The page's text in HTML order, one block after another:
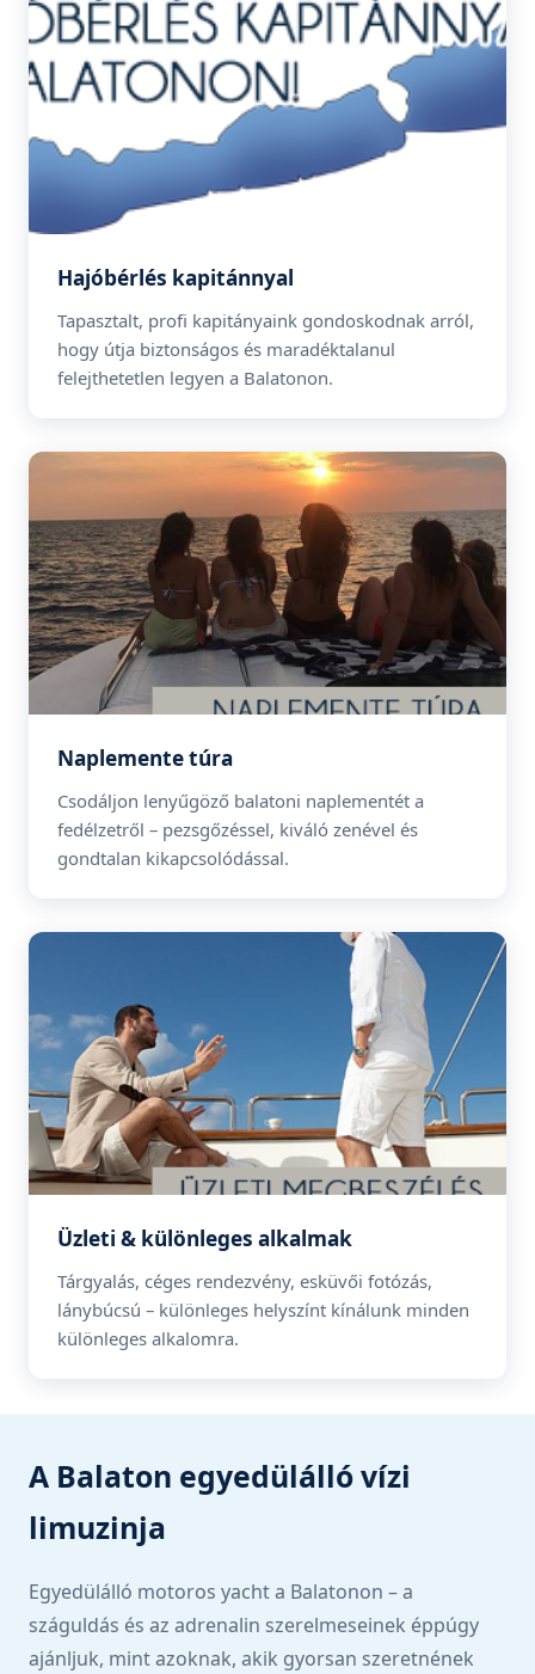
Hajóbérlés kapitánnyal
Tapasztalt, profi kapitányaink gondoskodnak arról,
hogy útja biztonságos és maradéktalanul
felejthetetlen legyen a Balatonon.
Naplemente túra
Csodáljon lenyűgöző balatoni naplementét a
fedélzetről – pezsgőzéssel, kiváló zenével és
gondtalan kikapcsolódással.
Üzleti & különleges alkalmak
Tárgyalás, céges rendezvény, esküvői fotózás,
lánybúcsú – különleges helyszínt kínálunk minden
különleges alkalomra.
A Balaton egyedülálló vízi
limuzinja
Egyedülálló motoros yacht a Balatonon – a
száguldás és az adrenalin szerelmeseinek éppúgy
ajánljuk, mint azoknak, akik gyorsan szeretnének